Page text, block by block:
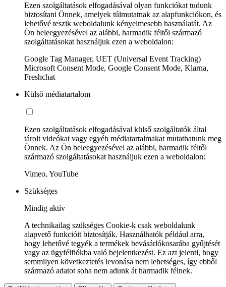
Ezen szolgáltatások elfogadásával olyan funkciókat tudunk
biztosítani Önnek, amelyek túlmutatnak az alapfunkciókon, és
lehetővé teszik weboldalunk kényelmesebb használatát. Az
Ön beleegyezésével az alábbi, harmadik féltől származó
szolgáltatásokat használjuk ezen a weboldalon:
Google Tag Manager, UET (Universal Event Tracking)
Microsoft Consent Mode, Google Consent Mode, Klarna,
Freshchat
Külső médiatartalom
Ezen szolgáltatások elfogadásával külső szolgáltatók által
tárolt videókat vagy egyéb médiatartalmakat mutathatunk meg
Önnek. Az Ön beleegyezésével az alábbi, harmadik féltől
származó szolgáltatásokat használjuk ezen a weboldalon:
Vimeo, YouTube
Szükséges
Mindig aktív
A technikailag szükséges Cookie-k csak weboldalunk
alapvető funkcióit biztosítják. Használhatók például arra,
hogy lehetővé tegyék a termékek bevásárlókosarába gyűjtését
vagy az ügyfélfiókba való bejelentkezést. Ez azt jelenti, hogy
semmilyen következtetés levonása nem lehetséges, így ebből
származó adatot soha nem adunk át harmadik félnek.